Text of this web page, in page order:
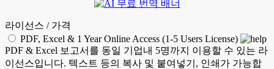
라이선스 / 가격
PDF, Excel & 1 Year Online Access (1-5 Users License)
PDF & Excel 보고서를 동일 기업내 5명까지 이용할 수 있는 라
이선스입니다. 텍스트 등의 복사 및 붙여넣기, 인쇄가 가능합